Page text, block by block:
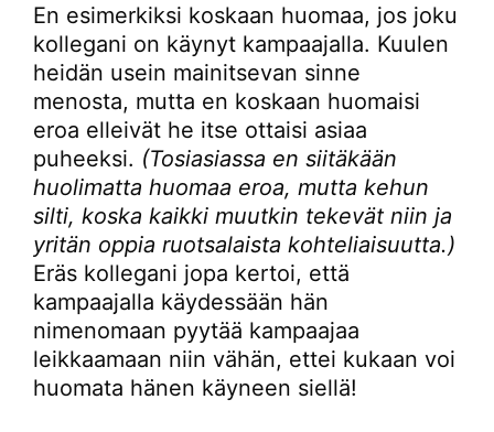
En esimerkiksi koskaan huomaa, jos joku
kollegani on käynyt kampaajalla. Kuulen
heidän usein mainitsevan sinne
menosta, mutta en koskaan huomaisi
eroa elleivät he itse ottaisi asiaa
puheeksi. (Tosiasiassa en siitäkään
huolimatta huomaa eroa, mutta kehun
silti, koska kaikki muutkin tekevät niin ja
yritän oppia ruotsalaista kohteliaisuutta.)
Eräs kollegani jopa kertoi, että
kampaajalla käydessään hän
nimenomaan pyytää kampaajaa
leikkaamaan niin vähän, ettei kukaan voi
huomata hänen käyneen siellä!